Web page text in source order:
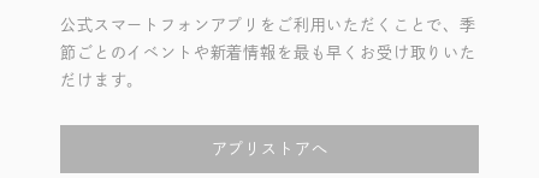
公式スマートフォンアプリをご利用いただくことで、季
節ごとのイベントや新着情報を最も早くお受け取りいた
だけます。
アプリストアへ